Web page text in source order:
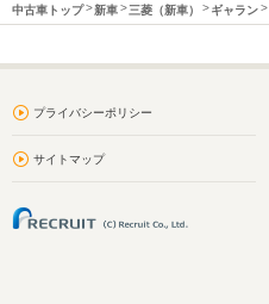
中古車トップ 新車 三菱（新車） ギャラン
プライバシーポリシー
サイトマップ